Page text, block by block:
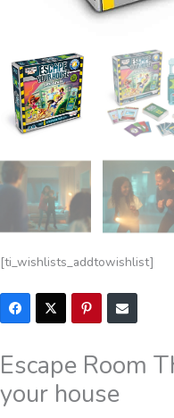
[ti_wishlists_addtowishlist]
Escape Room
your house